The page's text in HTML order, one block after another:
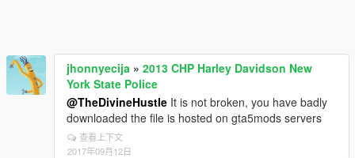
jhonnyecija » 2013 CHP Harley Davidson New
York State Police
@TheDivineHustle It is not broken, you have badly
downloaded the file is hosted on gta5mods servers
查看上下文
2017年09月12日